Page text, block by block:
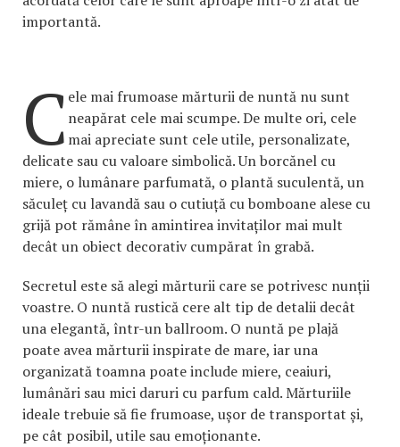
importantă.
C ele mai frumoase mărturii de nuntă nu sunt
neapărat cele mai scumpe. De multe ori, cele
mai apreciate sunt cele utile, personalizate,
delicate sau cu valoare simbolică. Un borcănel cu
miere, o lumânare parfumată, o plantă suculentă, un
săculeț cu lavandă sau o cutiuță cu bomboane alese cu
grijă pot rămâne în amintirea invitaților mai mult
decât un obiect decorativ cumpărat în grabă.
Secretul este să alegi mărturii care se potrivesc nunții
voastre. O nuntă rustică cere alt tip de detalii decât
una elegantă, într-un ballroom. O nuntă pe plajă
poate avea mărturii inspirate de mare, iar una
organizată toamna poate include miere, ceaiuri,
lumânări sau mici daruri cu parfum cald. Mărturiile
ideale trebuie să fie frumoase, ușor de transportat și,
pe cât posibil, utile sau emoționante.